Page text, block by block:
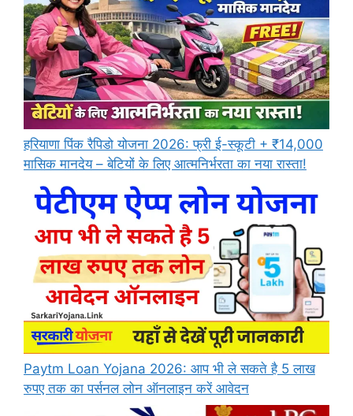
हरियाणा पिंक रैपिडो योजना 2026: फ्री ई-स्कूटी + ₹14,000
मासिक मानदेय – बेटियों के लिए आत्मनिर्भरता का नया रास्ता!
Paytm Loan Yojana 2026: आप भी ले सकते है 5 लाख
रुपए तक का पर्सनल लोन ऑनलाइन करें आवेदन